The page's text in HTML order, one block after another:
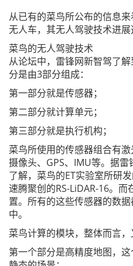
从已有的菜鸟所公布的信息
无人车，其无人驾驶技术进展
菜鸟的无人驾驶技术
从论坛中，雷锋网新智驾了
分是由3部分组成：
第一部分就是传感器；
第二部分就计算单元；
第三部分就是执行机构；
菜鸟所使用的传感器组合有
摄像头、GPS、IMU等。据
了解，菜鸟的ET实验室所研
速腾聚创的RS-LiDAR-16。
置。所有的这些传感器的数
中。
菜鸟计算的模块，整体而言，
第一个部分是高精度地图，